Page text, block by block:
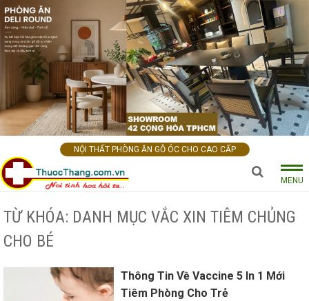
NỘI THẤT PHÒNG ĂN GỖ ÓC CHO CAO CẤP
MENU
TỪ KHÓA: DANH MỤC VẮC XIN TIÊM CHỦNG
CHO BÉ
Thông Tin Về Vaccine 5 In 1 Mới
Tiêm Phòng Cho Trẻ